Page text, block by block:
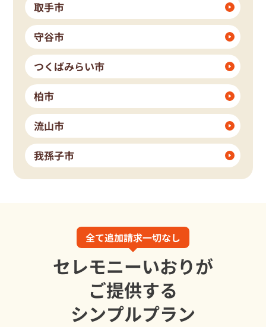
取手市
守谷市
つくばみらい市
柏市
流山市
我孫子市
全て追加請求一切なし
セレモニーいおりが
ご提供する
シンプルプラン